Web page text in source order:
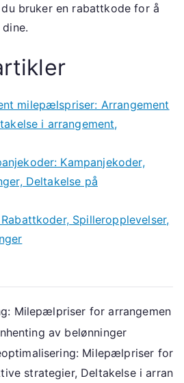
bruker en rabattkode for å
milepælspriser: Arrangement
i arrangement,
Kampanjekoder,
Deltakelse på
Spilleropplevelser,
Milepælpriser for arrangemen
av belønninger
Milepælpriser for
strategier, Deltakelse i arran